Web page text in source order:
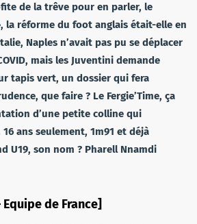
de la trêve pour en parler, le
la réforme du foot anglais était-elle en
Naples n’avait pas pu se déplacer
mais les Juventini demande
tapis vert, un dossier qui fera
que faire ? Le Fergie’Time, ça
d’une petite colline qui
ans seulement, 1m91 et déjà
U19, son nom ? Pharell Nnamdi
de France]